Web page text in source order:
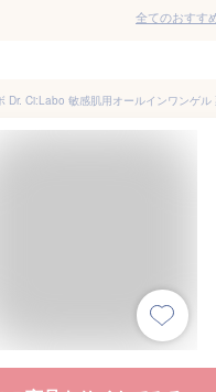
全てのおすす